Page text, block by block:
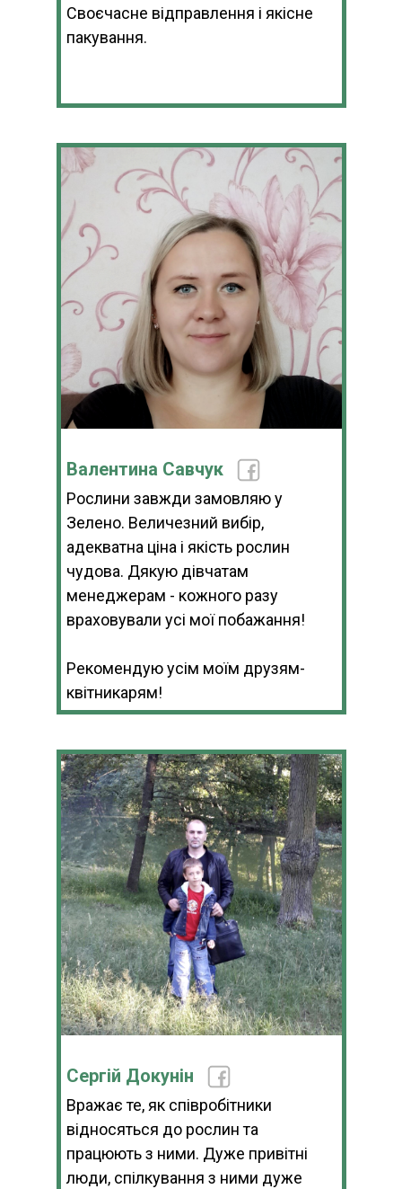
Своєчасне відправлення і якісне
пакування.
Валентина Савчук
Рослини завжди замовляю у
Зелено. Величезний вибір,
адекватна ціна і якість рослин
чудова. Дякую дівчатам
менеджерам - кожного разу
враховували усі мої побажання!
Рекомендую усім моїм друзям-
квітникарям!
Сергій Докунін
Вражає те, як співробітники
відносяться до рослин та
працюють з ними. Дуже привітні
люди, спілкування з ними дуже